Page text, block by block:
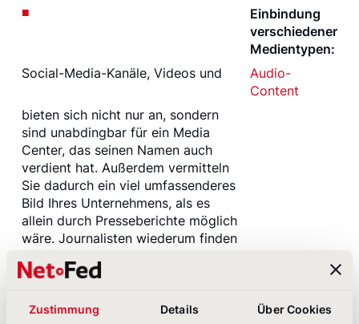
Zustimmung Details Über Cookies
Einbindung
verschiedener
Medientypen:
Social-Media-Kanäle, Videos und
Audio-
Content
bieten sich nicht nur an, sondern
sind unabdingbar für ein Media
Center, das seinen Namen auch
verdient hat. Außerdem vermitteln
Sie dadurch ein viel umfassenderes
Bild Ihres Unternehmens, als es
allein durch Presseberichte möglich
wäre. Journalisten wiederum finden
sie neben den ursprünglich
berichten möchten.